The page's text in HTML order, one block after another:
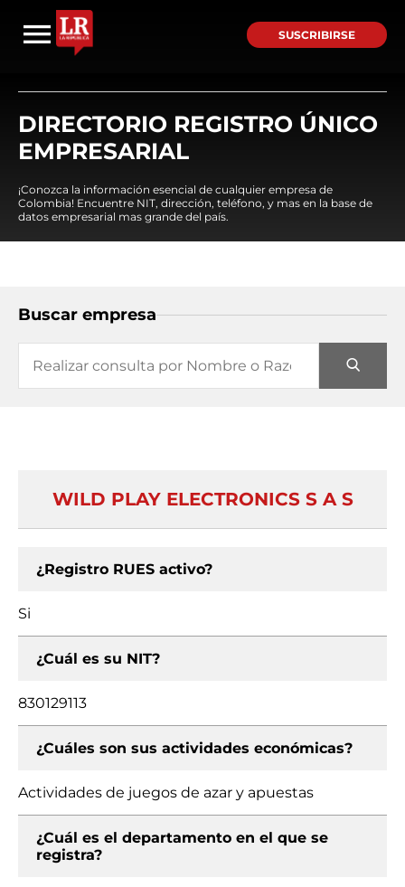
SUSCRIBIRSE
DIRECTORIO REGISTRO ÚNICO
EMPRESARIAL
¡Conozca la información esencial de cualquier empresa de
Colombia! Encuentre NIT, dirección, teléfono, y mas en la base de
datos empresarial mas grande del país.
Buscar empresa
WILD PLAY ELECTRONICS S A S
¿Registro RUES activo?
Si
¿Cuál es su NIT?
830129113
¿Cuáles son sus actividades económicas?
Actividades de juegos de azar y apuestas
¿Cuál es el departamento en el que se
registra?